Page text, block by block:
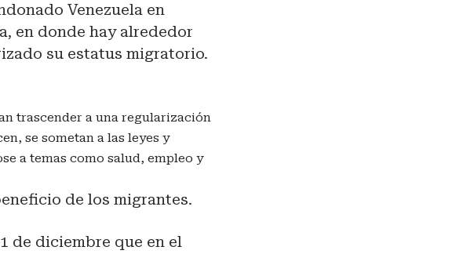
Venezuela en
en donde hay alrededor
su estatus migratorio.
trascender a una regularización
se sometan a las leyes y
a temas como salud, empleo y
de los migrantes.
de diciembre que en el